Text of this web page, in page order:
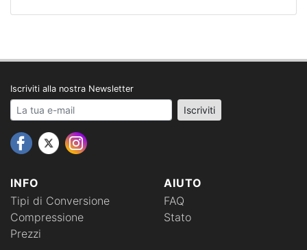
INFO
Tipi di Conversione
Compressione
Prezzi
AIUTO
FAQ
Stato
Iscriviti alla nostra Newsletter
Your email address Iscriviti